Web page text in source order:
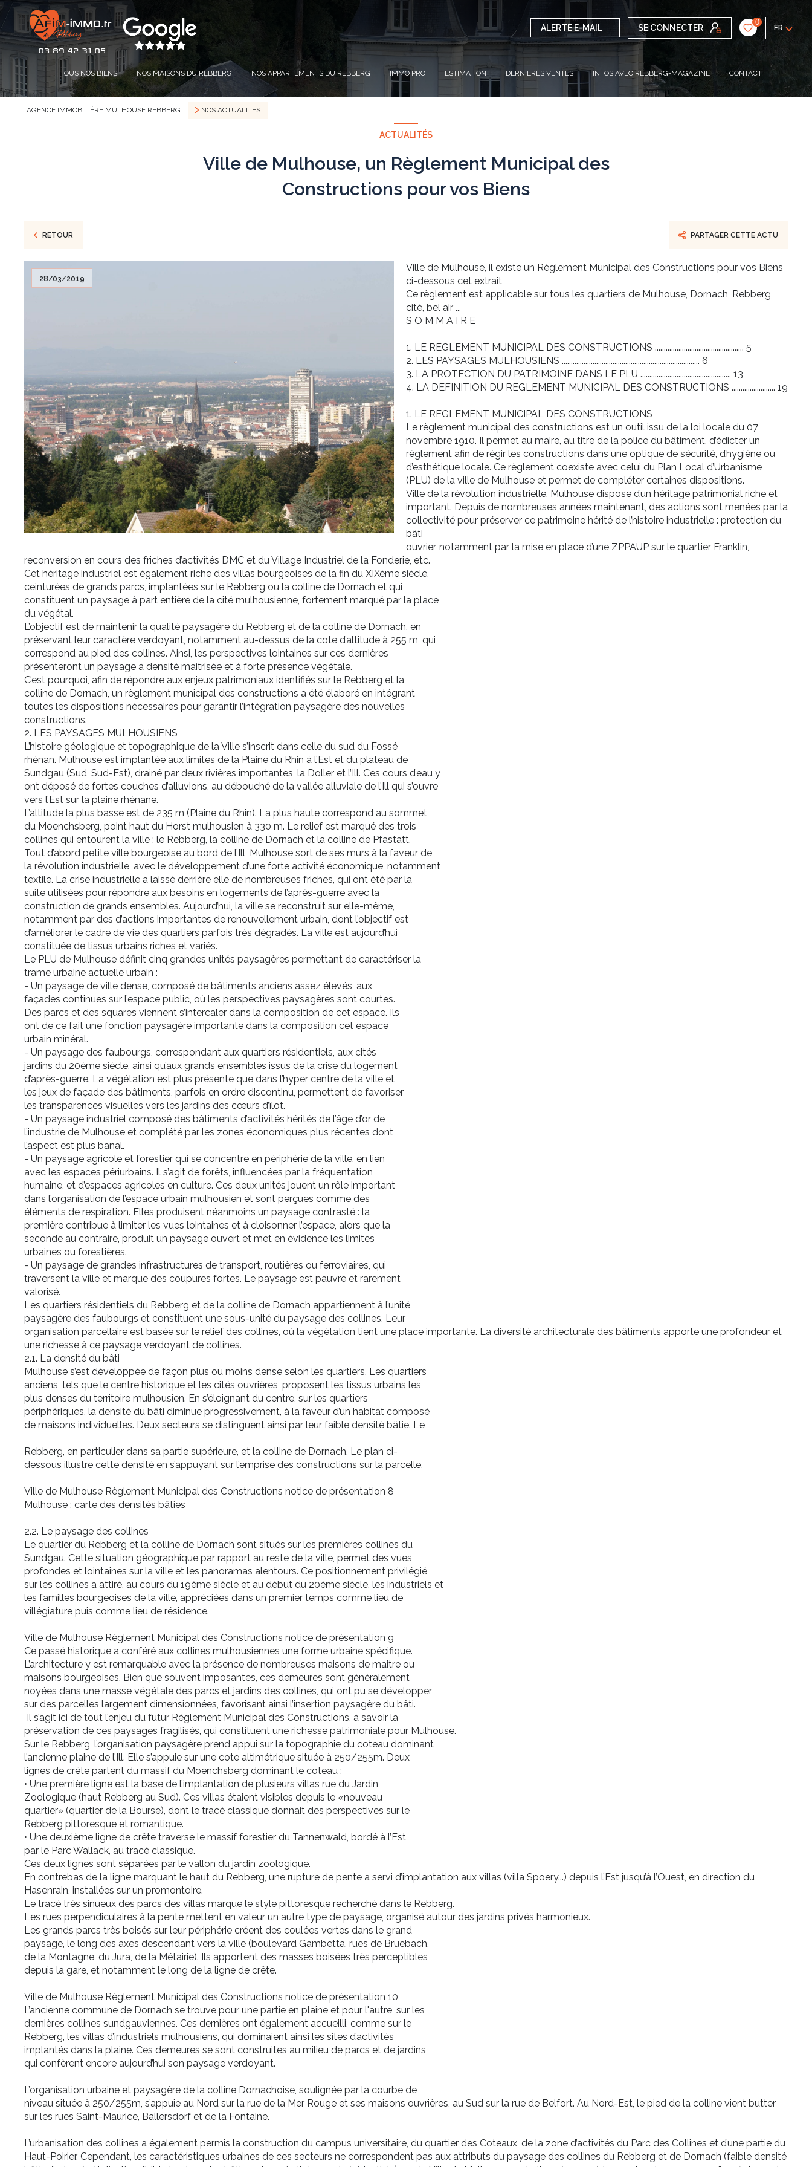
ALERTE E-MAIL SE CONNECTER
0
FR
TOUS NOS BIENS NOS MAISONS DU REBBERG NOS APPARTEMENTS DU REBBERG IMMO PRO ESTIMATION DERNIÈRES VENTES INFOS AVEC REBBERG-MAGAZINE CONTACT
AGENCE IMMOBILIÈRE MULHOUSE REBBERG NOS ACTUALITES
ACTUALITÉS
Ville de Mulhouse, un Règlement Municipal des
Constructions pour vos Biens
RETOUR PARTAGER CETTE ACTU
28/03/2019
Ville de Mulhouse, il existe un Règlement Municipal des Constructions pour vos Biens
ci-dessous cet extrait
Ce règlement est applicable sur tous les quartiers de Mulhouse, Dornach, Rebberg,
cité, bel air ...
S O M M A I R E
1. LE REGLEMENT MUNICIPAL DES CONSTRUCTIONS ................................................. 5
2. LES PAYSAGES MULHOUSIENS ............................................................................ 6
3. LA PROTECTION DU PATRIMOINE DANS LE PLU .................................................. 13
4. LA DEFINITION DU REGLEMENT MUNICIPAL DES CONSTRUCTIONS ........................ 19
1. LE REGLEMENT MUNICIPAL DES CONSTRUCTIONS
Le règlement municipal des constructions est un outil issu de la loi locale du 07
novembre 1910. Il permet au maire, au titre de la police du bâtiment, d’édicter un
règlement afin de régir les constructions dans une optique de sécurité, d’hygiène ou
d’esthétique locale. Ce règlement coexiste avec celui du Plan Local d’Urbanisme
(PLU) de la ville de Mulhouse et permet de compléter certaines dispositions.
Ville de la révolution industrielle, Mulhouse dispose d’un héritage patrimonial riche et
important. Depuis de nombreuses années maintenant, des actions sont menées par la
collectivité pour préserver ce patrimoine hérité de l’histoire industrielle : protection du
bâti
ouvrier, notamment par la mise en place d’une ZPPAUP sur le quartier Franklin,
reconversion en cours des friches d’activités DMC et du Village Industriel de la Fonderie, etc.
Cet héritage industriel est également riche des villas bourgeoises de la fin du XIXème siècle,
ceinturées de grands parcs, implantées sur le Rebberg ou la colline de Dornach et qui
constituent un paysage à part entière de la cité mulhousienne, fortement marqué par la place
du végétal.
L’objectif est de maintenir la qualité paysagère du Rebberg et de la colline de Dornach, en
préservant leur caractère verdoyant, notamment au-dessus de la cote d’altitude à 255 m, qui
correspond au pied des collines. Ainsi, les perspectives lointaines sur ces dernières
présenteront un paysage à densité maitrisée et à forte présence végétale.
C’est pourquoi, afin de répondre aux enjeux patrimoniaux identifiés sur le Rebberg et la
colline de Dornach, un règlement municipal des constructions a été élaboré en intégrant
toutes les dispositions nécessaires pour garantir l’intégration paysagère des nouvelles
constructions.
2. LES PAYSAGES MULHOUSIENS
L’histoire géologique et topographique de la Ville s’inscrit dans celle du sud du Fossé
rhénan. Mulhouse est implantée aux limites de la Plaine du Rhin à l’Est et du plateau de
Sundgau (Sud, Sud-Est), drainé par deux rivières importantes, la Doller et l’Ill. Ces cours d’eau y
ont déposé de fortes couches d’alluvions, au débouché de la vallée alluviale de l’Ill qui s’ouvre
vers l’Est sur la plaine rhénane.
L’altitude la plus basse est de 235 m (Plaine du Rhin). La plus haute correspond au sommet
du Moenchsberg, point haut du Horst mulhousien à 330 m. Le relief est marqué des trois
collines qui entourent la ville : le Rebberg, la colline de Dornach et la colline de Pfastatt.
Tout d’abord petite ville bourgeoise au bord de l’Ill, Mulhouse sort de ses murs à la faveur de
la révolution industrielle, avec le développement d’une forte activité économique, notamment
textile. La crise industrielle a laissé derrière elle de nombreuses friches, qui ont été par la
suite utilisées pour répondre aux besoins en logements de l’après-guerre avec la
construction de grands ensembles. Aujourd’hui, la ville se reconstruit sur elle-même,
notamment par des d’actions importantes de renouvellement urbain, dont l’objectif est
d’améliorer le cadre de vie des quartiers parfois très dégradés. La ville est aujourd’hui
constituée de tissus urbains riches et variés.
Le PLU de Mulhouse définit cinq grandes unités paysagères permettant de caractériser la
trame urbaine actuelle urbain :
- Un paysage de ville dense, composé de bâtiments anciens assez élevés, aux
façades continues sur l’espace public, où les perspectives paysagères sont courtes.
Des parcs et des squares viennent s’intercaler dans la composition de cet espace. Ils
ont de ce fait une fonction paysagère importante dans la composition cet espace
urbain minéral.
- Un paysage des faubourgs, correspondant aux quartiers résidentiels, aux cités
jardins du 20ème siècle, ainsi qu’aux grands ensembles issus de la crise du logement
d’après-guerre. La végétation est plus présente que dans l’hyper centre de la ville et
les jeux de façade des bâtiments, parfois en ordre discontinu, permettent de favoriser
les transparences visuelles vers les jardins des cœurs d’îlot.
- Un paysage industriel composé des bâtiments d’activités hérités de l’âge d’or de
l’industrie de Mulhouse et complété par les zones économiques plus récentes dont
l’aspect est plus banal.
- Un paysage agricole et forestier qui se concentre en périphérie de la ville, en lien
avec les espaces périurbains. Il s’agit de forêts, influencées par la fréquentation
humaine, et d’espaces agricoles en culture. Ces deux unités jouent un rôle important
dans l’organisation de l’espace urbain mulhousien et sont perçues comme des
éléments de respiration. Elles produisent néanmoins un paysage contrasté : la
première contribue à limiter les vues lointaines et à cloisonner l’espace, alors que la
seconde au contraire, produit un paysage ouvert et met en évidence les limites
urbaines ou forestières.
- Un paysage de grandes infrastructures de transport, routières ou ferroviaires, qui
traversent la ville et marque des coupures fortes. Le paysage est pauvre et rarement
valorisé.
Les quartiers résidentiels du Rebberg et de la colline de Dornach appartiennent à l’unité
paysagère des faubourgs et constituent une sous-unité du paysage des collines. Leur
organisation parcellaire est basée sur le relief des collines, où la végétation tient une place importante. La diversité architecturale des bâtiments apporte une profondeur et
une richesse à ce paysage verdoyant de collines.
2.1. La densité du bâti
Mulhouse s’est développée de façon plus ou moins dense selon les quartiers. Les quartiers
anciens, tels que le centre historique et les cités ouvrières, proposent les tissus urbains les
plus denses du territoire mulhousien. En s’éloignant du centre, sur les quartiers
périphériques, la densité du bâti diminue progressivement, à la faveur d’un habitat composé
de maisons individuelles. Deux secteurs se distinguent ainsi par leur faible densité bâtie. Le
Rebberg, en particulier dans sa partie supérieure, et la colline de Dornach. Le plan ci-
dessous illustre cette densité en s’appuyant sur l’emprise des constructions sur la parcelle.
Ville de Mulhouse Règlement Municipal des Constructions notice de présentation 8
Mulhouse : carte des densités bâties
2.2. Le paysage des collines
Le quartier du Rebberg et la colline de Dornach sont situés sur les premières collines du
Sundgau. Cette situation géographique par rapport au reste de la ville, permet des vues
profondes et lointaines sur la ville et les panoramas alentours. Ce positionnement privilégié
sur les collines a attiré, au cours du 19ème siècle et au début du 20ème siècle, les industriels et
les familles bourgeoises de la ville, appréciées dans un premier temps comme lieu de
villégiature puis comme lieu de résidence.
Ville de Mulhouse Règlement Municipal des Constructions notice de présentation 9
Ce passé historique a conféré aux collines mulhousiennes une forme urbaine spécifique.
L’architecture y est remarquable avec la présence de nombreuses maisons de maitre ou
maisons bourgeoises. Bien que souvent imposantes, ces demeures sont généralement
noyées dans une masse végétale des parcs et jardins des collines, qui ont pu se développer
sur des parcelles largement dimensionnées, favorisant ainsi l’insertion paysagère du bâti.
Il s’agit ici de tout l’enjeu du futur Règlement Municipal des Constructions, à savoir la
préservation de ces paysages fragilisés, qui constituent une richesse patrimoniale pour Mulhouse.
Sur le Rebberg, l’organisation paysagère prend appui sur la topographie du coteau dominant
l’ancienne plaine de l’Ill. Elle s’appuie sur une cote altimétrique située à 250/255m. Deux
lignes de crête partent du massif du Moenchsberg dominant le coteau :
• Une première ligne est la base de l’implantation de plusieurs villas rue du Jardin
Zoologique (haut Rebberg au Sud). Ces villas étaient visibles depuis le «nouveau
quartier» (quartier de la Bourse), dont le tracé classique donnait des perspectives sur le
Rebberg pittoresque et romantique.
• Une deuxième ligne de crête traverse le massif forestier du Tannenwald, bordé à l’Est
par le Parc Wallack, au tracé classique.
Ces deux lignes sont séparées par le vallon du jardin zoologique.
En contrebas de la ligne marquant le haut du Rebberg, une rupture de pente a servi d’implantation aux villas (villa Spoery...) depuis l’Est jusqu’à l’Ouest, en direction du
Hasenrain, installées sur un promontoire.
Le tracé très sinueux des parcs des villas marque le style pittoresque recherché dans le Rebberg.
Les rues perpendiculaires à la pente mettent en valeur un autre type de paysage, organisé autour des jardins privés harmonieux.
Les grands parcs très boisés sur leur périphérie créent des coulées vertes dans le grand
paysage, le long des axes descendant vers la ville (boulevard Gambetta, rues de Bruebach,
de la Montagne, du Jura, de la Métairie). Ils apportent des masses boisées très perceptibles
depuis la gare, et notamment le long de la ligne de crête.
Ville de Mulhouse Règlement Municipal des Constructions notice de présentation 10
L’ancienne commune de Dornach se trouve pour une partie en plaine et pour l'autre, sur les
dernières collines sundgauviennes. Ces dernières ont également accueilli, comme sur le
Rebberg, les villas d’industriels mulhousiens, qui dominaient ainsi les sites d’activités
implantés dans la plaine. Ces demeures se sont construites au milieu de parcs et de jardins,
qui confèrent encore aujourd’hui son paysage verdoyant.
L’organisation urbaine et paysagère de la colline Dornachoise, soulignée par la courbe de
niveau située à 250/255m, s’appuie au Nord sur la rue de la Mer Rouge et ses maisons ouvrières, au Sud sur la rue de Belfort. Au Nord-Est, le pied de la colline vient butter
sur les rues Saint-Maurice, Ballersdorf et de la Fontaine.
L’urbanisation des collines a également permis la construction du campus universitaire, du quartier des Coteaux, de la zone d’activités du Parc des Collines et d’une partie du
Haut-Poirier. Cependant, les caractéristiques urbaines de ces secteurs ne correspondent pas aux attributs du paysage des collines du Rebberg et de Dornach (faible densité